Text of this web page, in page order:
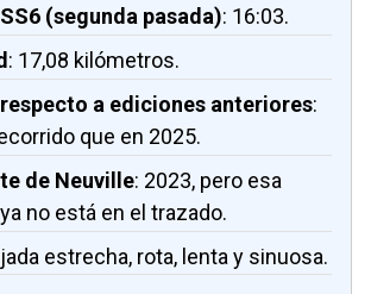
(segunda pasada): 16:03.
: 17,08 kilómetros.
a ediciones anteriores:
que en 2025.
de Neuville: 2023, pero esa
no está en el trazado.
estrecha, rota, lenta y sinuosa.